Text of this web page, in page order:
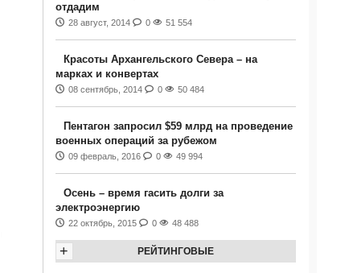
отдадим
28 август, 2014 0 51 554
Красоты Архангельского Севера – на
марках и конвертах
08 сентябрь, 2014 0 50 484
Пентагон запросил $59 млрд на проведение
военных операций за рубежом
09 февраль, 2016 0 49 994
Осень – время гасить долги за
электроэнергию
22 октябрь, 2015 0 48 488
РЕЙТИНГОВЫЕ
+